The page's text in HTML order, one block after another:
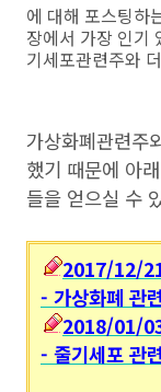
에 대해 포스팅하
장에서 가장 인기
기세포관련주와
가상화폐관련주
했기 때문에 아
들을 얻으실 수
2017/12/
- 가상화폐 관
2018/01/
- 줄기세포 관